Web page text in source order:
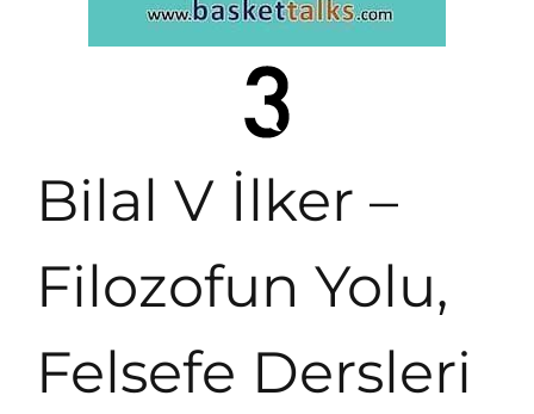
Bilal V İlker –
Filozofun Yolu,
Felsefe Dersleri